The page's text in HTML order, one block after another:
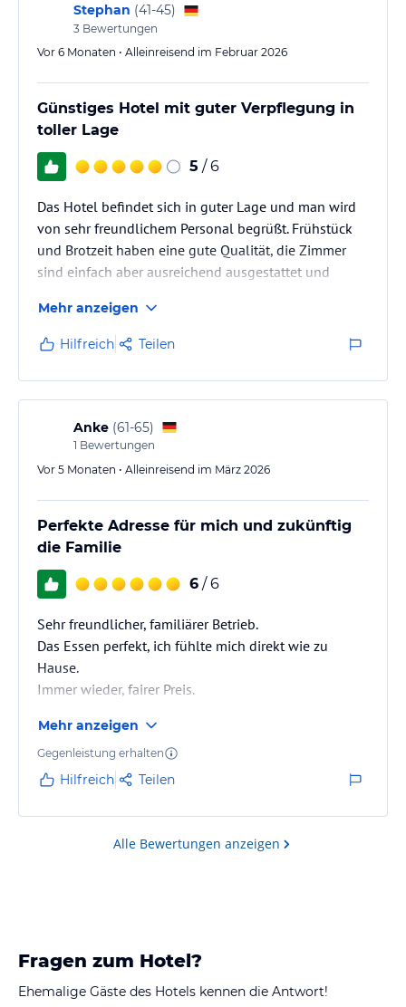
Stephan (41-45)
3 Bewertungen
Vor 6 Monaten • Alleinreisend im Februar 2026
Günstiges Hotel mit guter Verpflegung in
toller Lage
5 / 6
Das Hotel befindet sich in guter Lage und man wird
von sehr freundlichem Personal begrüßt. Frühstück
und Brotzeit haben eine gute Qualität, die Zimmer
sind einfach aber ausreichend ausgestattet und
Entspannung am Nachmittag. Ich würde jederzeit
wieder einchecken.
Mehr anzeigen
Hilfreich Teilen
Anke (61-65)
1 Bewertungen
Vor 5 Monaten • Alleinreisend im März 2026
Perfekte Adresse für mich und zukünftig
die Familie
6 / 6
Sehr freundlicher, familiärer Betrieb.
Das Essen perfekt, ich fühlte mich direkt wie zu
Hause.
Immer wieder, fairer Preis.
Mehr anzeigen
Gegenleistung erhalten
Hilfreich Teilen
Alle Bewertungen anzeigen
Fragen zum Hotel?
Ehemalige Gäste des Hotels kennen die Antwort!